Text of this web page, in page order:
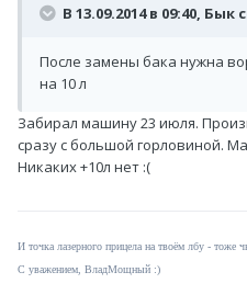
В 13.09.2014 в 09:40, Бык
После замены бака нужна
на 10 л
Забирал машину 23 июля.
сразу с большой горловиной.
Никаких +10л нет :(
И точка лазерного прицела на твоём лбу - тоже
C уважением, ВладМощный :)